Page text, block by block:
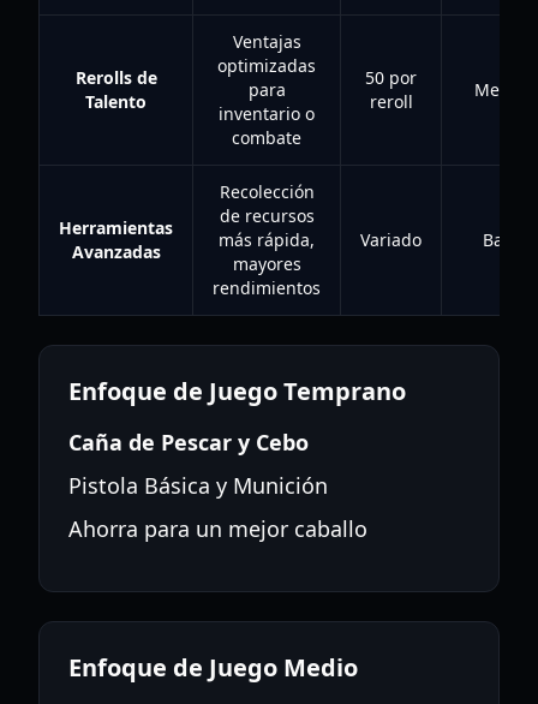
Rerolls de
Talento
Ventajas
optimizadas
para
inventario o
combate
50 por
reroll
Media
Herramientas
Avanzadas
Recolección
de recursos
más rápida,
mayores
rendimientos
Variado Baja
Enfoque de Juego Temprano
Caña de Pescar y Cebo
Pistola Básica y Munición
Ahorra para un mejor caballo
Enfoque de Juego Medio